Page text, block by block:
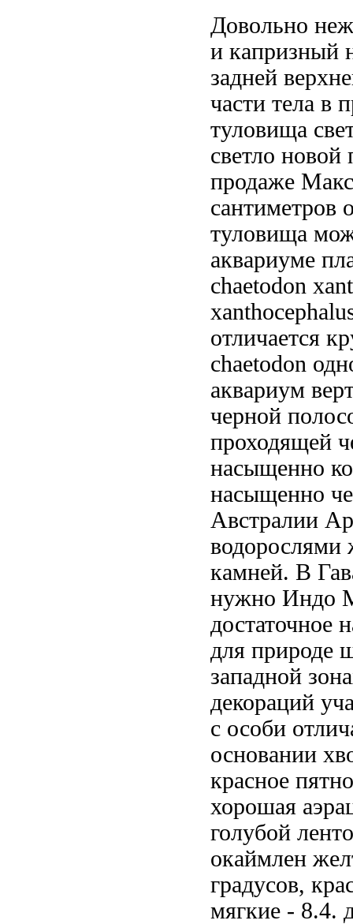
Довольно
и капризный
задней
части тела в
туловища
светло
продаже
сантиметров
туловища
аквариуме
chaetodon
отличается
chaetodon
аквариум
черной
проходящей
насыщенно
насыщенно
Австралии
камней. В
нужно Индо
достаточное
для природе
западной
декораций
с особи
основании
красное пятно
хорошая
голубой
окаймлен
градусов,
мягкие - 8.4.